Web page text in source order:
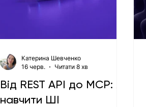
Від REST API до MCP: як
навчити ШІ
Катерина Шевченко
16 черв.
Читати 8 хв